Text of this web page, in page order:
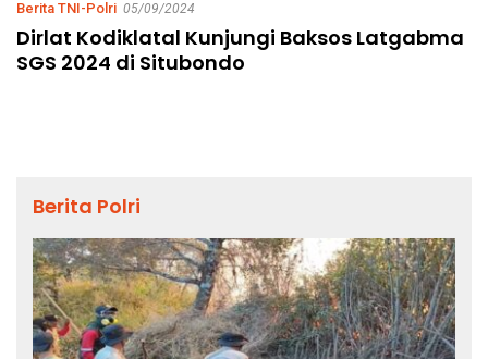
Berita TNI-Polri 05/09/2024
Dirlat Kodiklatal Kunjungi Baksos Latgabma
Berita Polri